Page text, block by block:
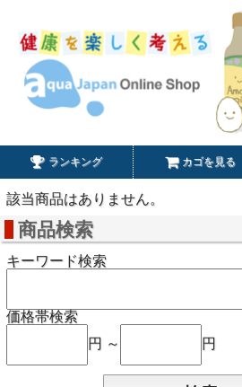
ランキング カゴを見る
該当商品はありません。
商品検索
キーワード検索
価格帯検索
円 ～
円